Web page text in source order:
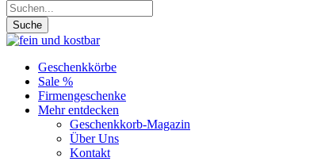
Suche
Geschenkkörbe
Sale %
Firmengeschenke
Mehr entdecken
Geschenkkorb-Magazin
Über Uns
Kontakt